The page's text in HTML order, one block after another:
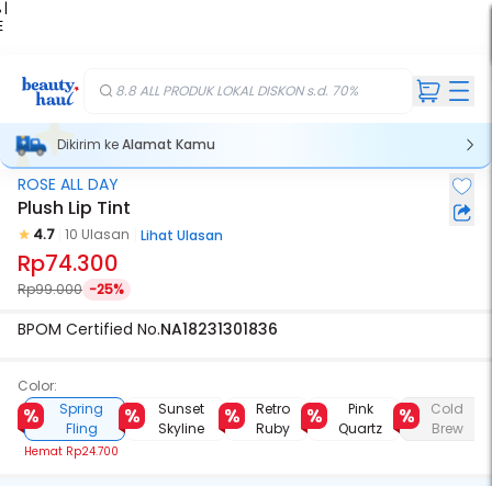
|
8.8 ALL PRODUK LOKAL DISKON s.d. 70%
Dikirim keAlamat Kamu
ROSE ALL DAY
Plush Lip Tint
4.7 10 Ulasan Lihat Ulasan
Rp74.300
Rp99.000 -25%
BPOM Certified No.NA18231301836
Color:
Spring
Fling
Hemat Rp24.700
Sunset
Skyline
Retro
Ruby
Pink
Quartz
Cold
Brew